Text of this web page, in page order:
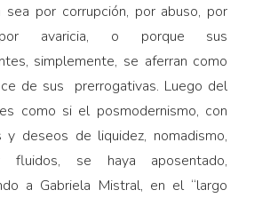
sea por corrupción, por abuso, por
avaricia, o porque sus
simplemente, se aferran como
de sus prerrogativas. Luego del
como si el posmodernismo, con
y deseos de liquidez, nomadismo,
fluidos, se haya aposentado,
a Gabriela Mistral, en el “largo